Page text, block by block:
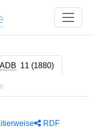
ADB 11 (1880)
RDF